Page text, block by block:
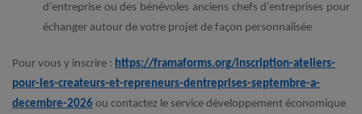
d’entreprise ou des bénévoles anciens chefs d’entreprises pour
échanger autour de votre projet de façon personnalisée
Pour vous y inscrire : https://framaforms.org/inscription-ateliers-
pour-les-createurs-et-repreneurs-dentreprises-septembre-a-
decembre-2026 ou contactez le service développement économique